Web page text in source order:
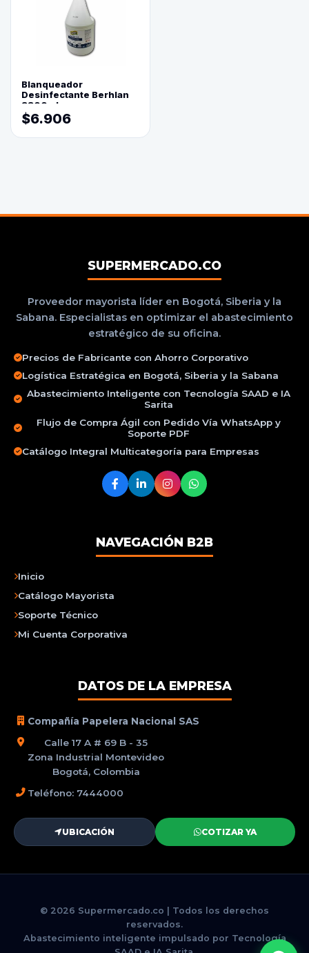
Blanqueador
Desinfectante Berhlan
3800ml
$6.906
SUPERMERCADO.CO
Proveedor mayorista líder en Bogotá, Siberia y la
Sabana. Especialistas en optimizar el abastecimiento
estratégico de su oficina.
Precios de Fabricante con Ahorro Corporativo
Logística Estratégica en Bogotá, Siberia y la Sabana
Abastecimiento Inteligente con Tecnología SAAD e IA
Sarita
Flujo de Compra Ágil con Pedido Vía WhatsApp y
Soporte PDF
Catálogo Integral Multicategoría para Empresas
NAVEGACIÓN B2B
Inicio
Catálogo Mayorista
Soporte Técnico
Mi Cuenta Corporativa
DATOS DE LA EMPRESA
Compañía Papelera Nacional SAS
Calle 17 A # 69 B - 35
Zona Industrial Montevideo
Bogotá, Colombia
Teléfono: 7444000
UBICACIÓN COTIZAR YA
© 2026 Supermercado.co | Todos los derechos
reservados.
Abastecimiento inteligente impulsado por Tecnología